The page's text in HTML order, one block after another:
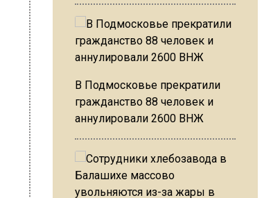
В Подмосковье прекратили
гражданство 88 человек и
аннулировали 2600 ВНЖ